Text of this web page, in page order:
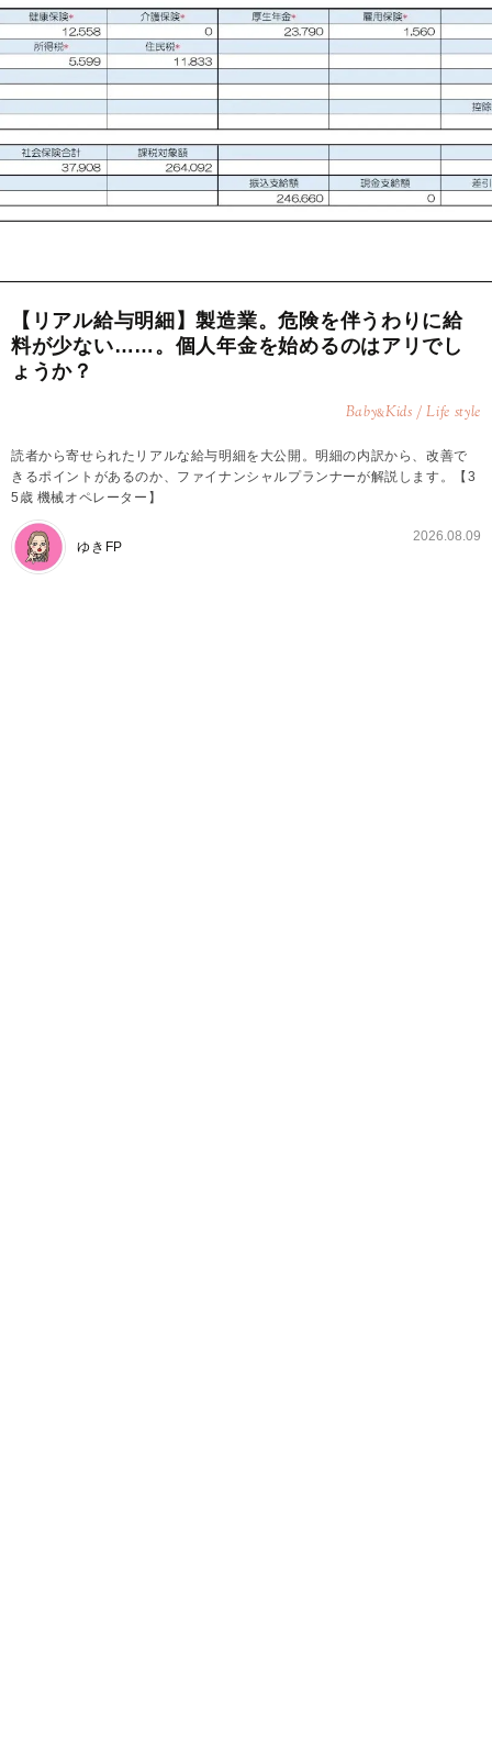
【リアル給与明細】製造業。危険を伴うわりに給
料が少ない……。個人年金を始めるのはアリでし
ょうか？
Baby&Kids / Life style
読者から寄せられたリアルな給与明細を大公開。明細の内訳から、改善で
きるポイントがあるのか、ファイナンシャルプランナーが解説します。【3
5歳 機械オペレーター】
ゆきFP
2026.08.09